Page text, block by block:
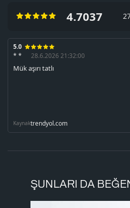
4.7037
5.0
* *
28.6.2026 21:32:00
Mük aşırı tatlı
Kaynaktrendyol.com
ŞUNLARI DA